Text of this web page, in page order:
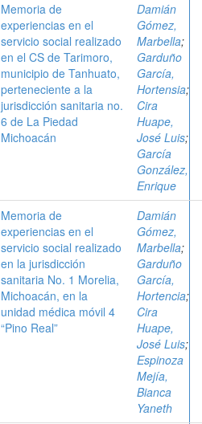
Memoria de
experiencias en el
servicio social realizado
en el CS de Tarimoro,
municipio de Tanhuato,
perteneciente a la
jurisdicción sanitaria no.
6 de La Piedad
Michoacán
Damián
Gómez,
Marbella;
Garduño
García,
Hortensia;
Cira
Huape,
José Luis;
García
González,
Enrique
Memoria de
experiencias en el
servicio social realizado
en la jurisdicción
sanitaria No. 1 Morelia,
Michoacán, en la
unidad médica móvil 4
“Pino Real”
Damián
Gómez,
Marbella;
Garduño
García,
Hortencia;
Cira
Huape,
José Luis;
Espinoza
Mejía,
Bianca
Yaneth